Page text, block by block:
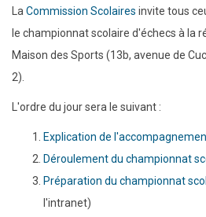
La Commission Scolaires invite tous
le championnat scolaire d'échecs à la
Maison des Sports (13b, avenue de
2).
L'ordre du jour sera le suivant :
Explication de
Déroulement du championnat
Préparation du championnat
l'intranet)